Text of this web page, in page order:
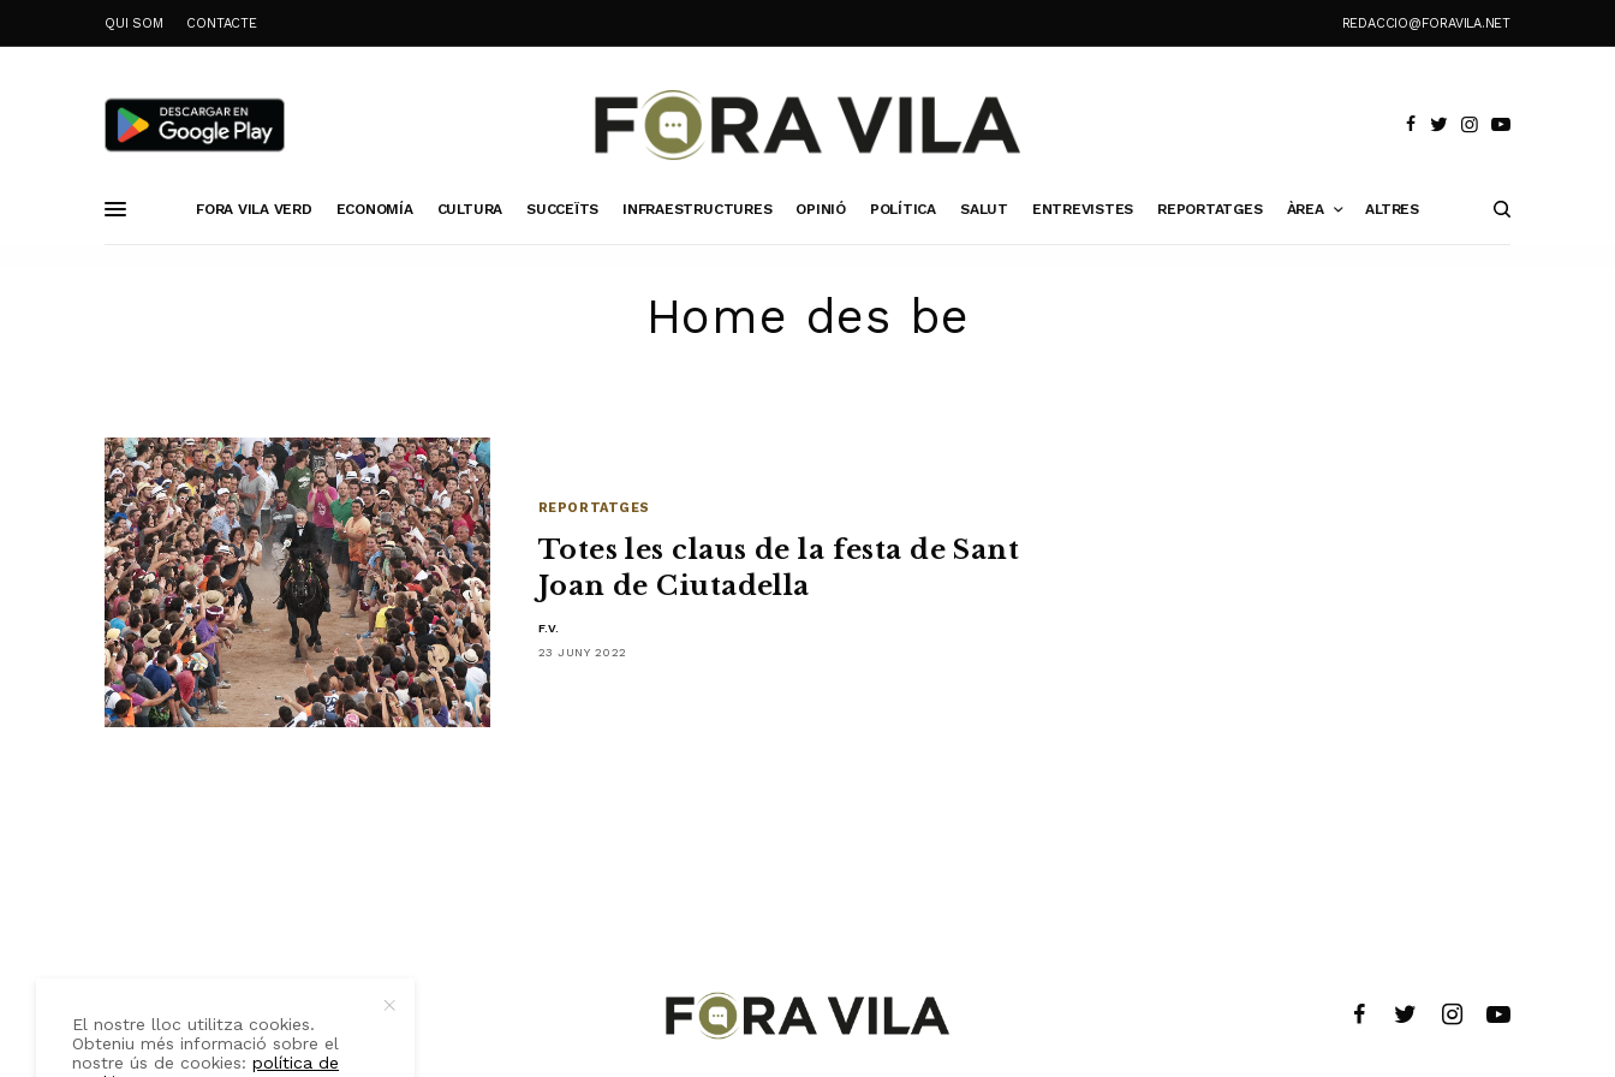
QUI SOM CONTACTE REDACCIO@FORAVILA.NET
FORA VILA VERD ECONOMÍA CULTURA SUCCEÏTS INFRAESTRUCTURES OPINIÓ POLÍTICA SALUT ENTREVISTES REPORTATGES ÀREA ALTRES
Home des be
REPORTATGES
Totes les claus de la festa de Sant
Joan de Ciutadella
F.V.
23 JUNY 2022
QUI SOM CONTACTE
El nostre lloc utilitza cookies.
Obteniu més informació sobre el
nostre ús de cookies:política de